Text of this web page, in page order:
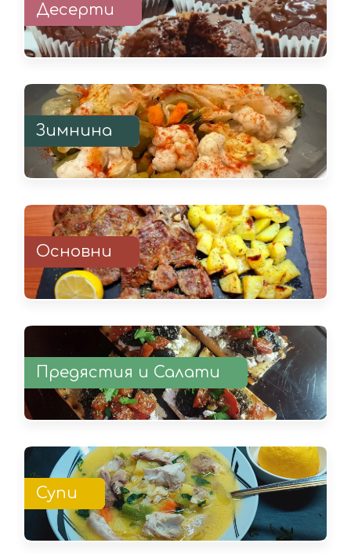
Десерти
Зимнина
Основни
Предястия и Салати
Супи